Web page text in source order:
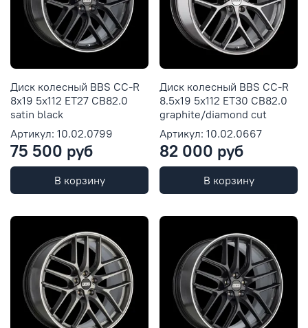
Диск колесный BBS CC-R
8x19 5x112 ET27 CB82.0
satin black
Артикул: 10.02.0799
75 500 руб
В корзину
Диск колесный BBS CC-R
8.5x19 5x112 ET30 CB82.0
graphite/diamond cut
Артикул: 10.02.0667
82 000 руб
В корзину